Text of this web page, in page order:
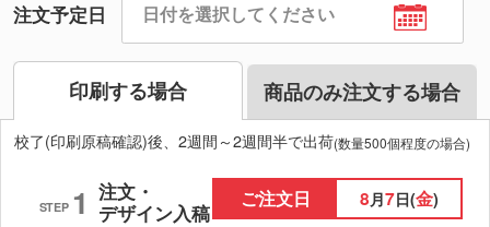
注文予定日
印刷する場合 商品のみ注文する場合
校了(印刷原稿確認)後、2週間～2週間半で出荷(数量500個程度の場合)
STEP 1 注文・
デザイン入稿
ご注文日 8月7日(金)